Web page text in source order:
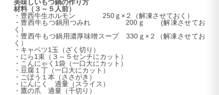
美味しいもつ鍋の作り方
材料（３～５人前）
・豊西牛生ホルモン 250ｇ×２（解凍させておく）
・豊西牛もつ鍋用つみれ 200ｇ (解凍させてお
く）
・豊西牛もつ鍋用濃厚味噌スープ 330ｇ×２（解凍させてお
く）
・キャベツ1玉（ざく切り）
・にら1束（３～５センチにカット）
・こんにゃく1袋（一口大にカット）
・豆腐１丁（一口大にカット）
・ごぼう１本（ささがき）
・にんにく 適量（スライス）
・鷹の爪 適量（千切り）